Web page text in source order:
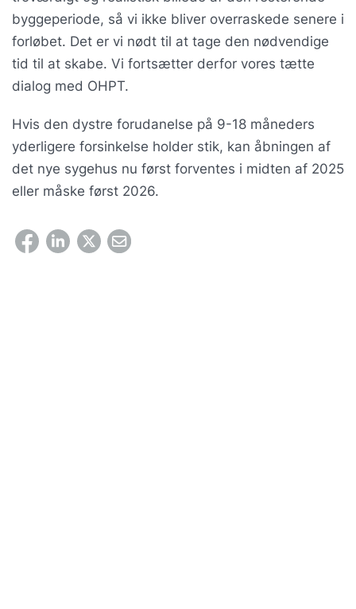
byggeperiode, så vi ikke bliver overraskede senere i
forløbet. Det er vi nødt til at tage den nødvendige
tid til at skabe. Vi fortsætter derfor vores tætte
dialog med OHPT.
Hvis den dystre forudanelse på 9-18 måneders
yderligere forsinkelse holder stik, kan åbningen af
det nye sygehus nu først forventes i midten af 2025
eller måske først 2026.